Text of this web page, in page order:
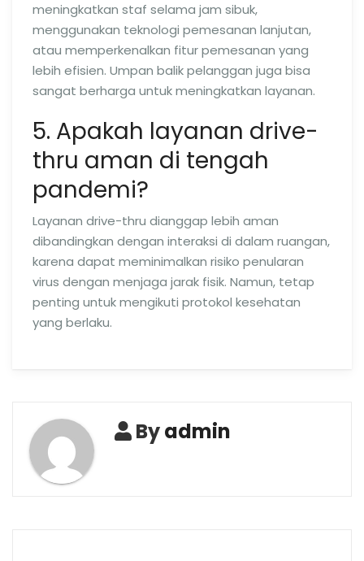
meningkatkan staf selama jam sibuk,
menggunakan teknologi pemesanan lanjutan,
atau memperkenalkan fitur pemesanan yang
lebih efisien. Umpan balik pelanggan juga bisa
sangat berharga untuk meningkatkan layanan.
5. Apakah layanan drive-
thru aman di tengah
pandemi?
Layanan drive-thru dianggap lebih aman
dibandingkan dengan interaksi di dalam ruangan,
karena dapat meminimalkan risiko penularan
virus dengan menjaga jarak fisik. Namun, tetap
penting untuk mengikuti protokol kesehatan
yang berlaku.
Byadmin